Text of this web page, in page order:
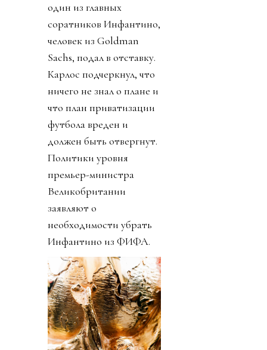
один из главных
соратников Инфантино,
человек из Goldman
Sachs, подал в отставку.
Карлос подчеркнул, что
ничего не знал о плане и
что план приватизации
футбола вреден и
должен быть отвергнут.
Политики уровня
премьер-министра
Великобритании
заявляют о
необходимости убрать
Инфантино из ФИФА.